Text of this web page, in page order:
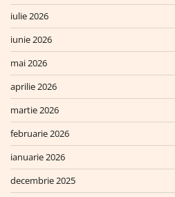
iulie 2026
iunie 2026
mai 2026
aprilie 2026
martie 2026
februarie 2026
ianuarie 2026
decembrie 2025